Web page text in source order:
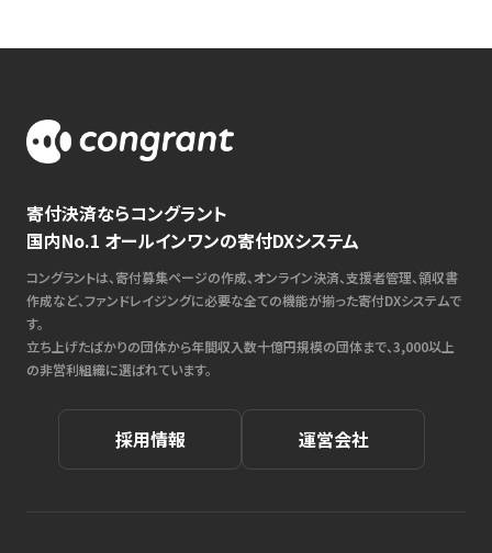
寄付決済ならコングラント
国内No.1 オールインワンの寄付DXシステム
コングラントは、寄付募集ページの作成、オンライン決済、支援者管理、領収書
作成など、ファンドレイジングに必要な全ての機能が揃った寄付DXシステムで
す。
立ち上げたばかりの団体から年間収入数十億円規模の団体まで、3,000以上
の非営利組織に選ばれています。
採用情報 運営会社